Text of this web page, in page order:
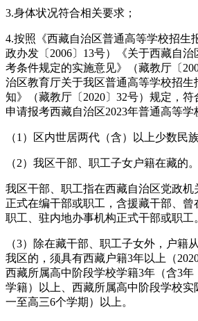
3.身体状况符合相关要求；
4.按照《西藏自治区普通高等学校招生
政办发〔2006〕13号）《关于西藏自
考条件规定的实施意见》（藏教厅〔
治区教育厅关于我区普通高等学校招生
知》（藏教厅〔2020〕32号）规定，
申请报考西藏自治区2023年普通高等学
（1）区内世居两代（含）以上少数民
（2）我区干部、职工子女户籍在藏的。
我区干部、职工指在西藏自治区党政机
正式在编干部或职工，含援藏干部、
职工、驻内地办事机构正式干部或职工
（3）除在藏干部、职工子女外，户籍
我区的，须具有西藏户籍3年以上（
西藏所属高中阶段学校学籍3年（含3
学籍）以上、西藏所属高中阶段学校实
一至高三6个学期）以上。